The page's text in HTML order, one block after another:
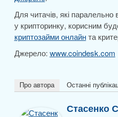
Для читачів, які паралельно
у крипторинку, корисним
криптозайми онлайнта
Джерело: www.coindesk.com
Про автора Останні
Стасенко